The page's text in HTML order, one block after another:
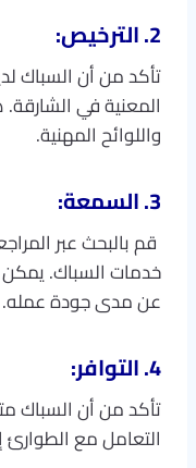
2. الترخيص:
تأكد من أن السباك
المعنية في الشارقة.
واللوائح المهنية.
3. السمعة:
قم بالبحث عبر
خدمات السباك.
عن مدى جودة عمله.
4. التوافر:
تأكد من أن السباك
التعامل مع الطوارئ